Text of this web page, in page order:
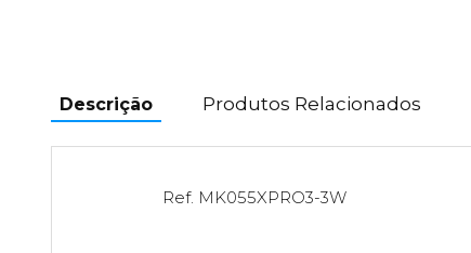
Descrição Produtos Relacionados
Ref. MK055XPRO3-3W